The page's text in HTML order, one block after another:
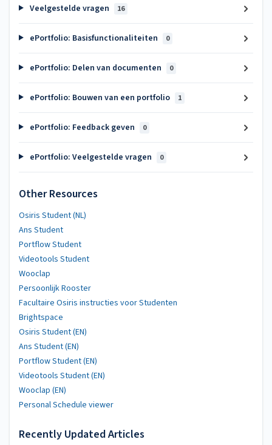
Veelgestelde vragen 16
ePortfolio: Basisfunctionaliteiten 0
ePortfolio: Delen van documenten 0
ePortfolio: Bouwen van een portfolio 1
ePortfolio: Feedback geven 0
ePortfolio: Veelgestelde vragen 0
Other Resources
Osiris Student (NL)
Ans Student
Portflow Student
Videotools Student
Wooclap
Persoonlijk Rooster
Facultaire Osiris instructies voor Studenten
Brightspace
Osiris Student (EN)
Ans Student (EN)
Portflow Student (EN)
Videotools Student (EN)
Wooclap (EN)
Personal Schedule viewer
Recently Updated Articles